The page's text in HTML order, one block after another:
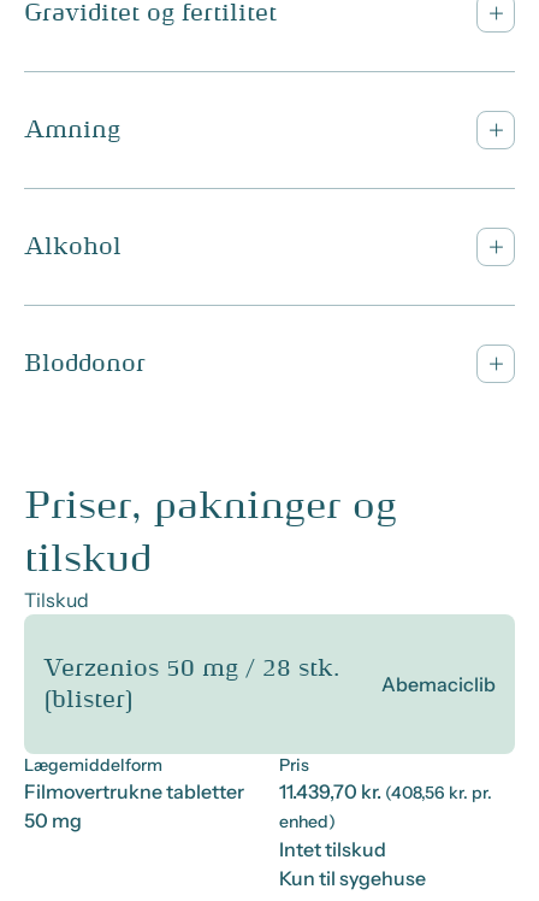
Graviditet og fertilitet
Amning
Alkohol
Bloddonor
Priser, pakninger og
tilskud
Tilskud
Verzenios 50 mg / 28 stk.
(blister)
Abemaciclib
Lægemiddelform
Filmovertrukne tabletter
50 mg
Pris
11.439,70 kr. (408,56 kr. pr.
enhed)
Intet tilskud
Kun til sygehuse